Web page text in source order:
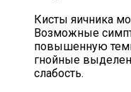
Кисты яичника
Возможные
повышенную
гнойные
слабость.